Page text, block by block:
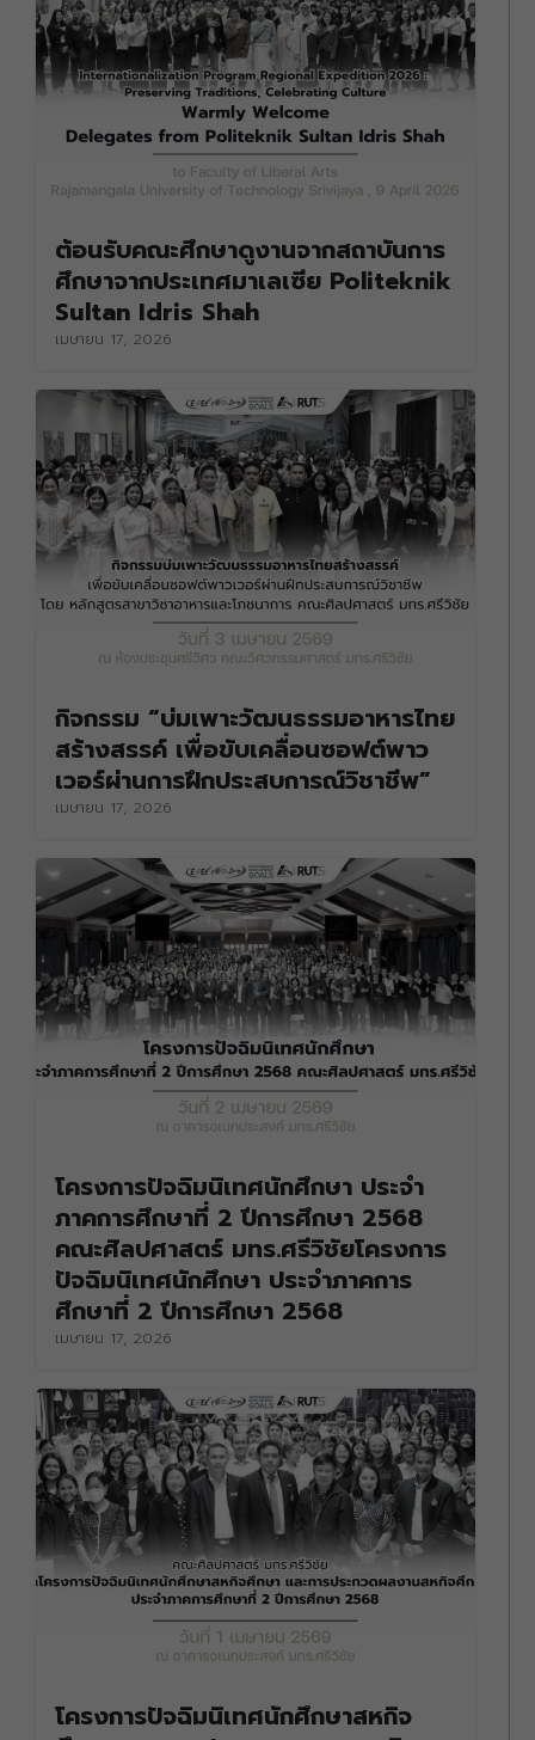
ต้อนรับคณะศึกษาดูงานจากสถาบันการ
ศึกษาจากประเทศมาเลเซีย Politeknik
Sultan Idris Shah
เมษายน 17, 2026
กิจกรรม “บ่มเพาะวัฒนธรรมอาหารไทย
สร้างสรรค์ เพื่อขับเคลื่อนซอฟต์พาว
เวอร์ผ่านการฝึกประสบการณ์วิชาชีพ”
เมษายน 17, 2026
โครงการปัจฉิมนิเทศนักศึกษา ประจำ
ภาคการศึกษาที่ 2 ปีการศึกษา 2568
คณะศิลปศาสตร์ มทร.ศรีวิชัยโครงการ
ปัจฉิมนิเทศนักศึกษา ประจำภาคการ
ศึกษาที่ 2 ปีการศึกษา 2568
เมษายน 17, 2026
โครงการปัจฉิมนิเทศนักศึกษาสหกิจ